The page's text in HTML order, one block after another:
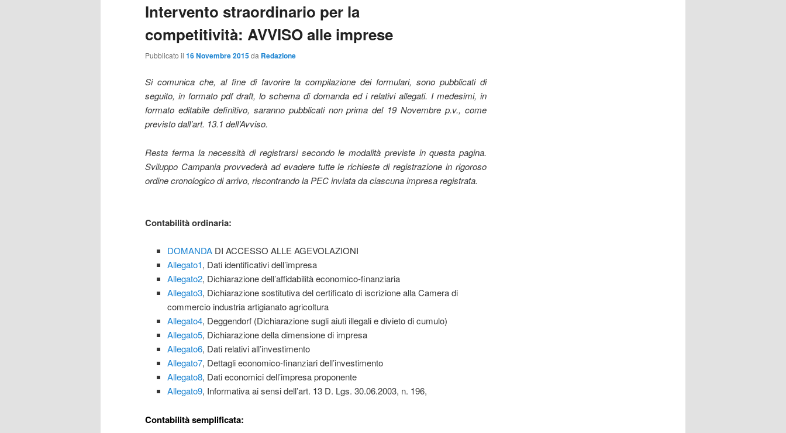
Intervento straordinario per la
competitività: AVVISO alle imprese
Pubblicato il 16 Novembre 2015da Redazione
Si comunica che, al fine di favorire la compilazione dei formulari, sono pubblicati di
seguito, in formato pdf draft, lo schema di domanda ed i relativi allegati. I medesimi, in
formato editabile definitivo, saranno pubblicati non prima del 19 Novembre p.v., come
previsto dall’art. 13.1 dell’Avviso.
Resta ferma la necessità di registrarsi secondo le modalità previste in questa pagina.
Sviluppo Campania provvederà ad evadere tutte le richieste di registrazione in rigoroso
ordine cronologico di arrivo, riscontrando la PEC inviata da ciascuna impresa registrata.
Contabilità ordinaria:
DOMANDADI ACCESSO ALLE AGEVOLAZIONI
Allegato1, Dati identificativi dell’impresa
Allegato2, Dichiarazione dell’affidabilità economico-finanziaria
Allegato3, Dichiarazione sostitutiva del certificato di iscrizione alla Camera di
commercio industria artigianato agricoltura
Allegato4, Deggendorf (Dichiarazione sugli aiuti illegali e divieto di cumulo)
Allegato5, Dichiarazione della dimensione di impresa
Allegato6, Dati relativi all’investimento
Allegato7, Dettagli economico-finanziari dell’investimento
Allegato8, Dati economici dell’impresa proponente
Allegato9, Informativa ai sensi dell’art. 13 D. Lgs. 30.06.2003, n. 196,
Contabilità semplificata: